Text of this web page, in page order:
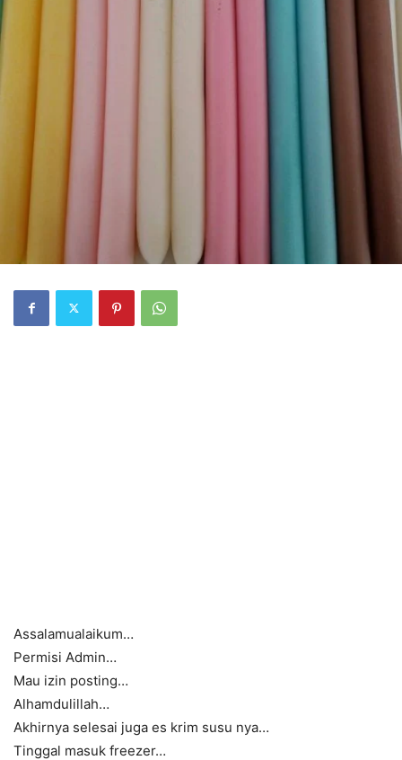
Assalamualaikum…
Permisi Admin…
Mau izin posting…
Alhamdulillah…
Akhirnya selesai juga es krim susu nya…
Tinggal masuk freezer…